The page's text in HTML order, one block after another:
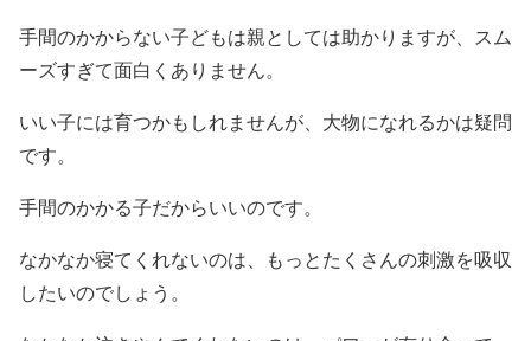
手間のかからない子どもは親としては助かりますが、スム
ーズすぎて面白くありません。
いい子には育つかもしれませんが、大物になれるかは疑問
です。
手間のかかる子だからいいのです。
なかなか寝てくれないのは、もっとたくさんの刺激を吸収
したいのでしょう。